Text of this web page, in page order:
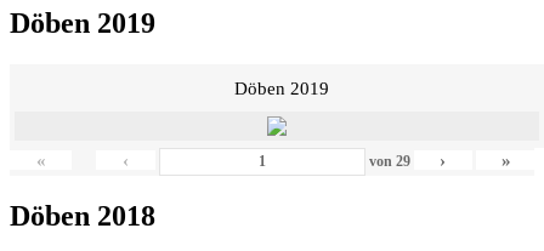
Döben 2019
Döben 2019
« ‹ von 29 › »
Döben 2018